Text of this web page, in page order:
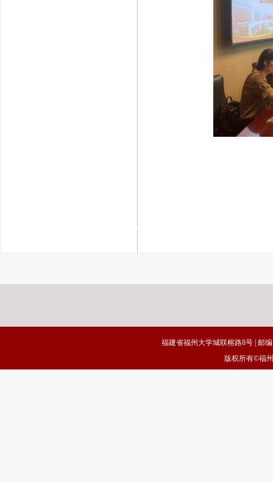
福建省福州大学城联榕路8号 | 邮编
版权所有©福